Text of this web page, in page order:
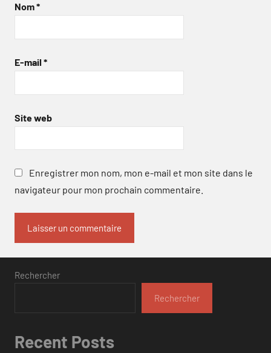
Nom*
E-mail *
Site web
Enregistrer mon nom, mon e-mail et mon site dans le
navigateur pour mon prochain commentaire.
Rechercher
Rechercher
Recent Posts